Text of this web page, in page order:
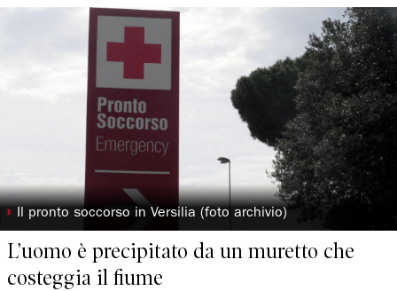
◗ Il pronto soccorso in Versilia (foto archivio)
L’uomo è precipitato da un muretto che
costeggia il fiume